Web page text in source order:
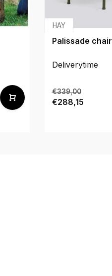
HAY
Palissade chair
Deliverytime
€339,00
€288,15